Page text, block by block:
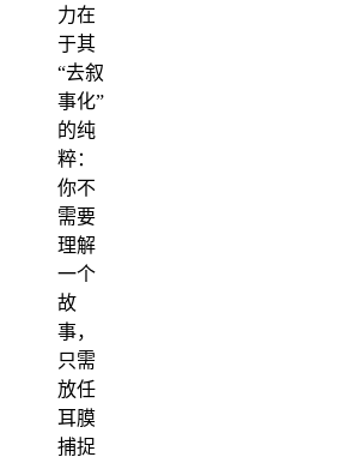
力在
于其
“去叙
事化”
的纯
粹：
你不
需要
理解
一个
故
事，
只需
放任
耳膜
捕捉